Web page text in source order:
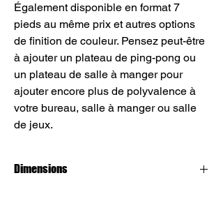
Également disponible en format 7
pieds au même prix et autres options
de finition de couleur. Pensez peut-être
à ajouter un plateau de ping-pong ou
un plateau de salle à manger pour
ajouter encore plus de polyvalence à
votre bureau, salle à manger ou salle
de jeux.
Dimensions